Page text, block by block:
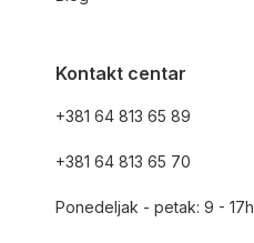
Kontakt centar
+381 64 813 65 89
+381 64 813 65 70
Ponedeljak - petak: 9 - 17h